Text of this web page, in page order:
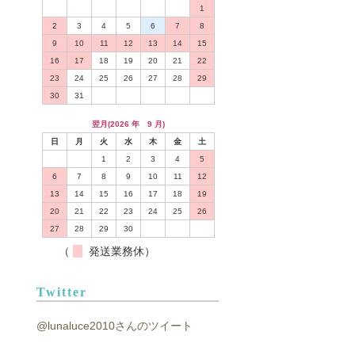
1
2
3 4 5 6 7
8
9
10 11 12 13 14
15
16
17 18 19 20 21
22
23
24 25 26 27 28
29
30
31
翌月(2026 年 9 月)
日
月 火 水 木 金
土
1
2 3 4
5
6
7 8 9 10 11
12
13
14 15 16 17 18
19
20
21 22 23 24 25
26
27
28 29 30
（ 発送業務休）
Twitter
@lunaluce2010さんのツイート